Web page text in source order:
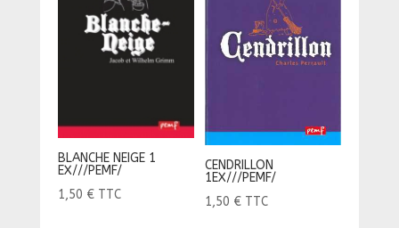
BLANCHE NEIGE 1
EX///PEMF/
1,50 € TTC
CENDRILLON
1EX///PEMF/
1,50 € TTC